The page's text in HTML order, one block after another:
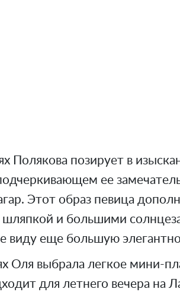
Полякова позирует в
ее
Этот образ певица
шляпкой и большими
виду еще большую
Оля выбрала легкое мини-
для летнего вечера на